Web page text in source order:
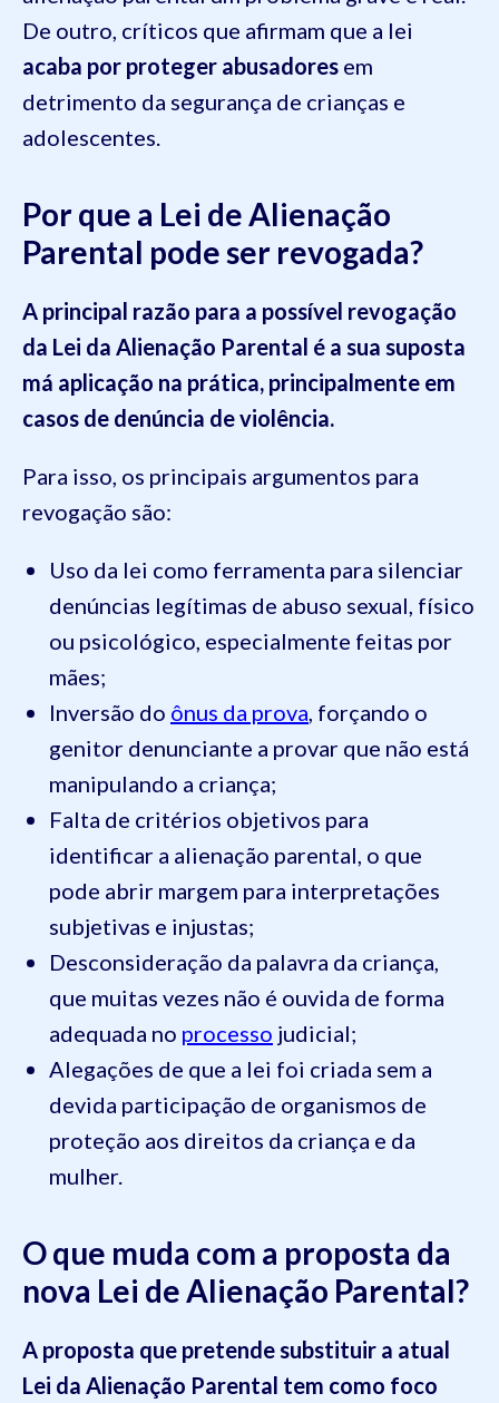
De outro, críticos que afirmam que a lei
acaba por proteger abusadores em
detrimento da segurança de crianças e
adolescentes.
Por que a Lei de Alienação
Parental pode ser revogada?
A principal razão para a possível revogação
da Lei da Alienação Parental é a sua suposta
má aplicação na prática, principalmente em
casos de denúncia de violência.
Para isso, os principais argumentos para
revogação são:
Uso da lei como ferramenta para silenciar
denúncias legítimas de abuso sexual, físico
ou psicológico, especialmente feitas por
mães;
Inversão do ônus da prova , forçando o
genitor denunciante a provar que não está
manipulando a criança;
Falta de critérios objetivos para
identificar a alienação parental, o que
pode abrir margem para interpretações
subjetivas e injustas;
Desconsideração da palavra da criança,
que muitas vezes não é ouvida de forma
adequada no processo judicial;
Alegações de que a lei foi criada sem a
devida participação de organismos de
proteção aos direitos da criança e da
mulher.
O que muda com a proposta da
nova Lei de Alienação Parental?
A proposta que pretende substituir a atual
Lei da Alienação Parental tem como foco